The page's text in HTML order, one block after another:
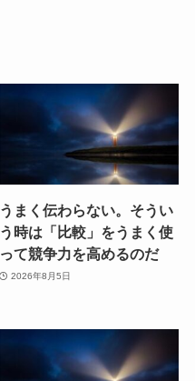
うまく伝わらない。そうい
う時は「比較」をうまく使
って競争力を高めるのだ
2026年8月5日